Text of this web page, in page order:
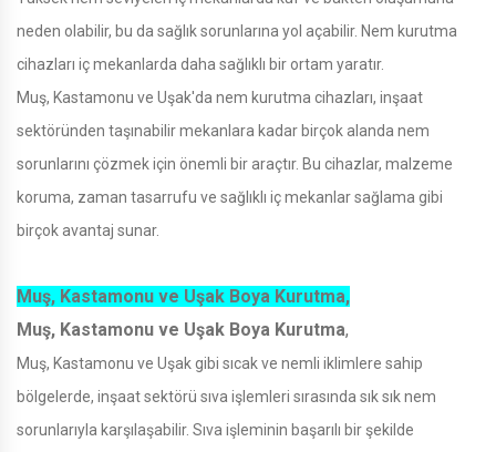
neden olabilir, bu da sağlık sorunlarına yol açabilir. Nem kurutma
cihazları iç mekanlarda daha sağlıklı bir ortam yaratır.
Muş, Kastamonu ve Uşak'da nem kurutma cihazları, inşaat
sektöründen taşınabilir mekanlara kadar birçok alanda nem
sorunlarını çözmek için önemli bir araçtır. Bu cihazlar, malzeme
koruma, zaman tasarrufu ve sağlıklı iç mekanlar sağlama gibi
birçok avantaj sunar.
Muş, Kastamonu ve Uşak Boya Kurutma,
Muş, Kastamonu ve Uşak Boya Kurutma,
Muş, Kastamonu ve Uşak gibi sıcak ve nemli iklimlere sahip
bölgelerde, inşaat sektörü sıva işlemleri sırasında sık sık nem
sorunlarıyla karşılaşabilir. Sıva işleminin başarılı bir şekilde